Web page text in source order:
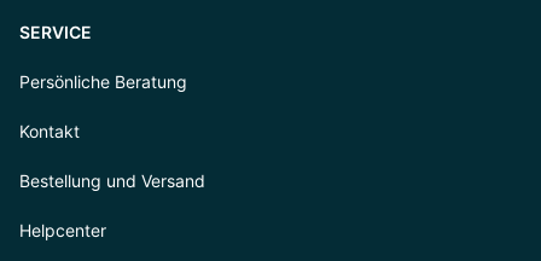
SERVICE
Persönliche Beratung
Kontakt
Bestellung und Versand
Helpcenter